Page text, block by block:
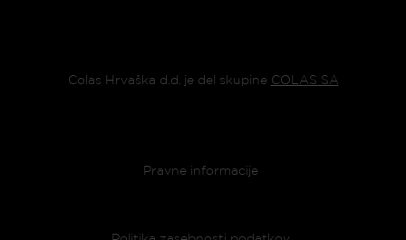
Colas Hrvaška d.d. je del skupine COLAS SA
Footer menu
Pravne informacije